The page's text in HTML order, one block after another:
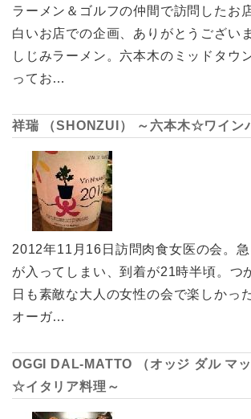
ラーメン＆ゴルフの仲間で訪問したお
白いお店での企画、ありがとうござい
しじみラーメン。六本木のミッドタウ
ってお…
祥瑞 （SHONZUI） ～六本木☆ワイン
2012年11月16日訪問肉食女医の会。
が入ってしまい、到着が21時半頃。つ
日も素敵な大人の女性の会で楽しかっ
オーガ…
OGGI DAL-MATTO （オッジ ダル マ
☆イタリア料理～